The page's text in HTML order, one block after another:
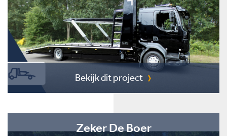
Bekijk dit project
Zeker De Boer